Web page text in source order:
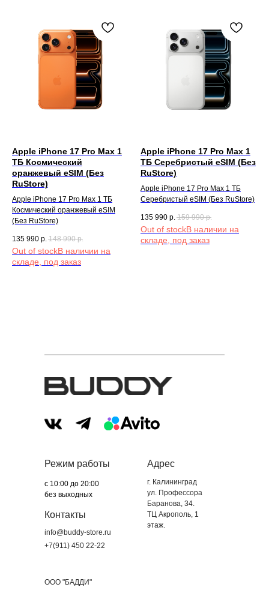
Apple iPhone 17 Pro Max 1
TБ Космический
оранжевый eSIM (Без
RuStore)
Apple iPhone 17 Pro Max 1 TБ
Космический оранжевый eSIM
(Без RuStore)
135 990 р. 148 990 р.
Out of stock
Apple iPhone 17 Pro Max 1
TБ Серебристый eSIM (Без
RuStore)
Apple iPhone 17 Pro Max 1 TБ
Серебристый eSIM (Без RuStore)
135 990 р. 159 990 р.
Out of stock
Контакты
+7(911) 450 22-22
info@buddy-store.ru
Адрес
г. Калининград
ул. Профессора
Баранова, 34.
ТЦ Акрополь, 1
этаж.
ООО "БАДДИ"
Режим работы
с 10:00 до 20:00
без выходных